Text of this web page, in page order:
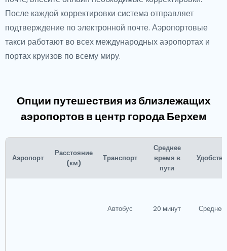
После каждой корректировки система отправляет
подтверждение по электронной почте. Аэропортовые
такси работают во всех международных аэропортах и
портах круизов по всему миру.
Опции путешествия из близлежащих
аэропортов в центр города Берхем
Аэропорт
Расстояние
(км)
Транспорт
Среднее
время в
пути
Удобство
Автобус 20 минут Среднее